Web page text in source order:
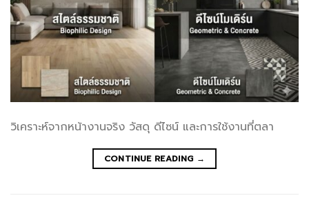
วิเคราะห์จากหน้างานจริง วัสดุ ดีไซน์ และการใช้งานที่ตลา
CONTINUE READING →